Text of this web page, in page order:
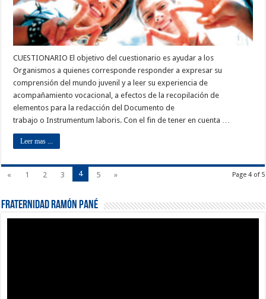
CUESTIONARIO El objetivo del cuestionario es ayudar a los
Organismos a quienes corresponde responder a expresar su
comprensión del mundo juvenil y a leer su experiencia de
acompañamiento vocacional, a efectos de la recopilación de
elementos para la redacción del Documento de
trabajo o Instrumentum laboris. Con el fin de tener en cuenta …
Leer mas ...
Page 4 of 5
« 1 2 3 4 5 »
Fraternidad Ramón Pané